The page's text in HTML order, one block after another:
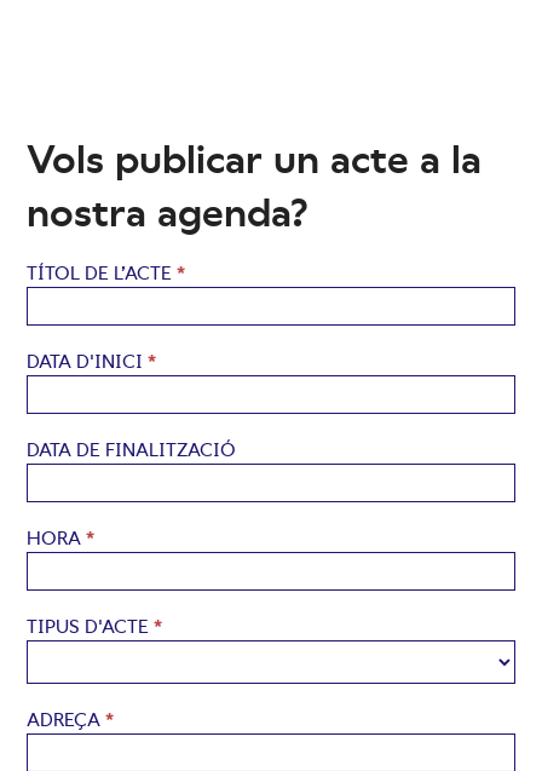
Vols publicar un acte a la
nostra agenda?
Agenda
TÍTOL DE L’ACTE*
DATA D'INICI*
DATA DE FINALITZACIÓ
HORA*
TIPUS D'ACTE*
ADREÇA*